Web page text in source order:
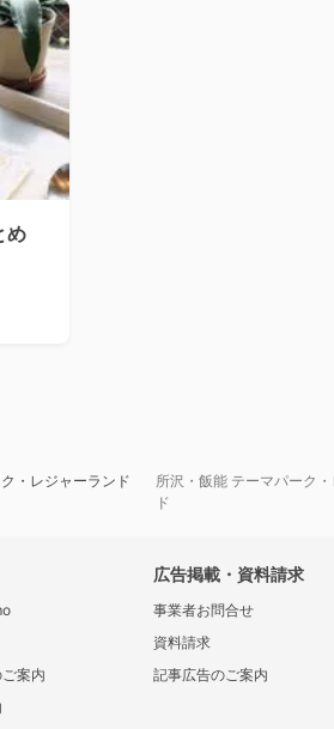
め
・レジャーランド
所沢・飯能 テーマパーク
ド
案内
広告掲載・資料請求
事業者お問合せ
資料請求
記事広告のご案内